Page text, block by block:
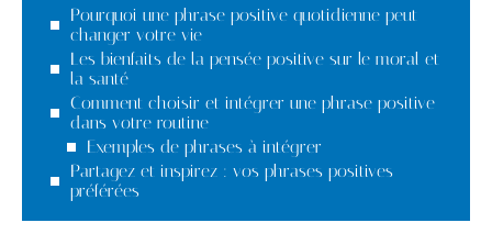
Pourquoi une phrase positive quotidienne peut
changer votre vie
Les bienfaits de la pensée positive sur le moral et
la santé
Comment choisir et intégrer une phrase positive
dans votre routine
Exemples de phrases à intégrer
Partagez et inspirez : vos phrases positives
préférées